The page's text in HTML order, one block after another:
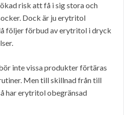
risk att få i sig stora och
Dock är ju erytritol
följer förbud av erytritol i dryck
inte vissa produkter förtäras
Men till skillnad från till
har erytritol obegränsad